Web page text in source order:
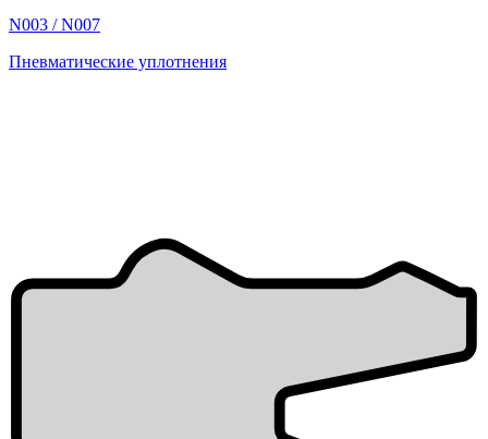
N003 / N007
Пневматические уплотнения